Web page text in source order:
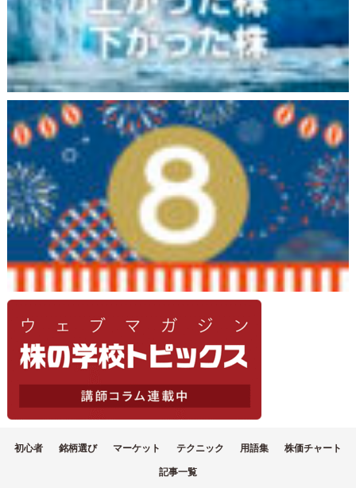
初心者 銘柄選び マーケット テクニック 用語集 株価チャート
記事一覧